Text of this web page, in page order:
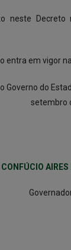
neste Decreto
entra em vigor
Governo do
setembro
CONFÚCIO